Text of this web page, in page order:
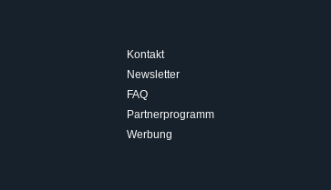
Kontakt
Newsletter
FAQ
Partnerprogramm
Werbung